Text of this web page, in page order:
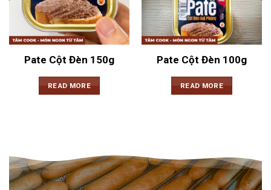
Pate Cột Đèn 150g
READ MORE
Pate Cột Đèn 100g
READ MORE